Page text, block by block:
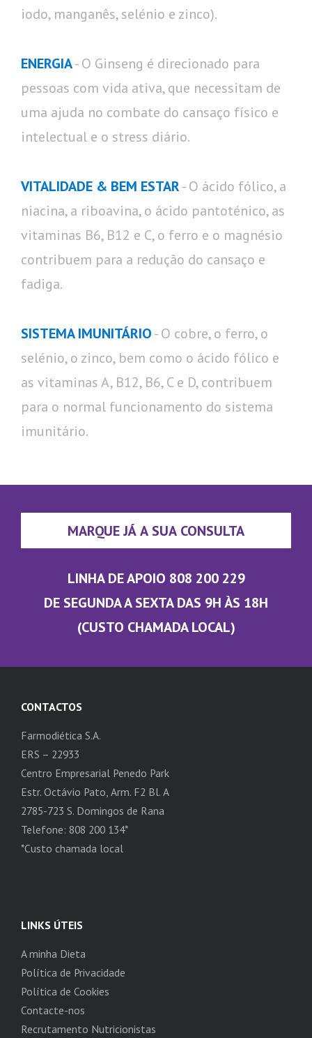
iodo, manganês, selénio e zinco).
ENERGIA- O Ginseng é direcionado para
pessoas com vida ativa, que necessitam de
uma ajuda no combate do cansaço físico e
intelectual e o stress diário.
VITALIDADE & BEM ESTAR- O ácido fólico, a
niacina, a riboavina, o ácido pantoténico, as
vitaminas B6, B12 e C, o ferro e o magnésio
contribuem para a redução do cansaço e
fadiga.
SISTEMA IMUNITÁRIO- O cobre, o ferro, o
selénio, o zinco, bem como o ácido fólico e
as vitaminas A, B12, B6, C e D, contribuem
para o normal funcionamento do sistema
imunitário.
MARQUE JÁ A SUA CONSULTA
LINHA DE APOIO 808 200 229
DE SEGUNDA A SEXTA DAS 9H ÀS 18H
(CUSTO CHAMADA LOCAL)
CONTACTOS
Farmodiética S.A.
ERS – 22933
Centro Empresarial Penedo Park
Estr. Octávio Pato, Arm. F2 Bl. A
2785-723 S. Domingos de Rana
Telefone: 808 200 134*
*Custo chamada local
LINKS ÚTEIS
A minha Dieta
Política de Privacidade
Política de Cookies
Contacte-nos
Recrutamento Nutricionistas